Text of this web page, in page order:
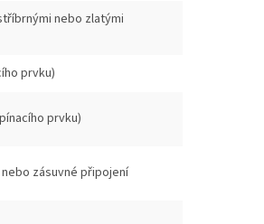
nebo zlatými
prvku)
prvku)
zásuvné připojení